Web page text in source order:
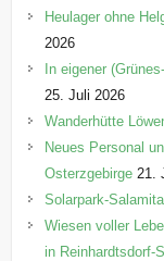
Heulager ohne
2026
In eigener
25. Juli 2026
Wanderhütte
Neues Personal
Osterzgebirge 21.
Solarpark-
Wiesen voller
in Reinhardtsdorf-